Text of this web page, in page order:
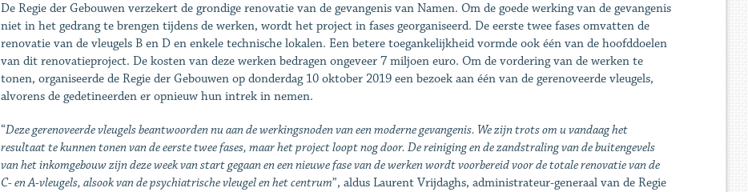
De Regie der Gebouwen verzekert de grondige renovatie van de gevangenis van Namen. Om de goede werking van de gevangenis
niet in het gedrang te brengen tijdens de werken, wordt het project in fases georganiseerd. De eerste twee fases omvatten de
renovatie van de vleugels B en D en enkele technische lokalen. Een betere toegankelijkheid vormde ook één van de hoofddoelen
van dit renovatieproject. De kosten van deze werken bedragen ongeveer 7 miljoen euro. Om de vordering van de werken te
tonen, organiseerde de Regie der Gebouwen op donderdag 10 oktober 2019 een bezoek aan één van de gerenoveerde vleugels,
alvorens de gedetineerden er opnieuw hun intrek in nemen.
“Deze gerenoveerde vleugels beantwoorden nu aan de werkingsnoden van een moderne gevangenis. We zijn trots om u vandaag het
resultaat te kunnen tonen van de eerste twee fases, maar het project loopt nog door. De reiniging en de zandstraling van de buitengevels
van het inkomgebouw zijn deze week van start gegaan en een nieuwe fase van de werken wordt voorbereid voor de totale renovatie van de
C- en A-vleugels, alsook van de psychiatrische vleugel en het centrum”, aldus Laurent Vrijdaghs, administrateur-generaal van de Regie